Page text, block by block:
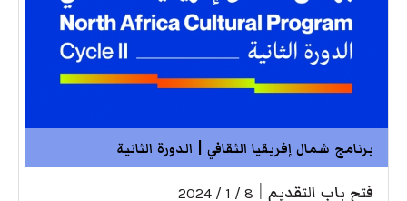
برنامج شمال إفريقيا الثقافي | الدورة الثانية
فتح باب التقديم 8 / 1 / 2024